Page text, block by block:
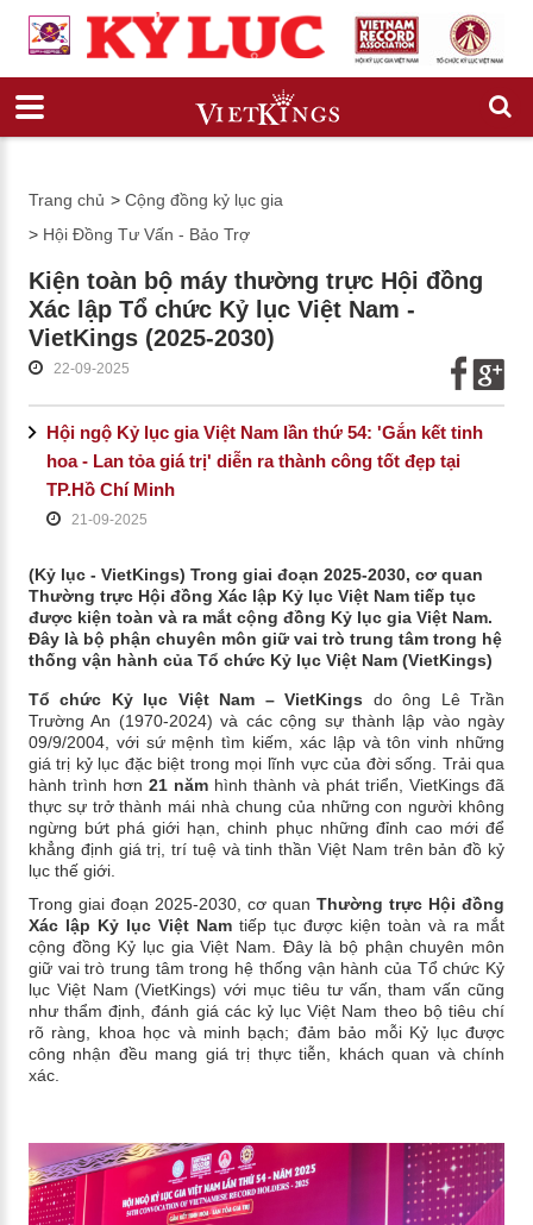
Trang chủ > Cộng đồng kỷ lục gia
> Hội Đồng Tư Vấn - Bảo Trợ
Kiện toàn bộ máy thường trực Hội đồng
Xác lập Tổ chức Kỷ lục Việt Nam -
VietKings (2025-2030)
22-09-2025
Hội ngộ Kỷ lục gia Việt Nam lần thứ 54: 'Gắn kết tinh
hoa - Lan tỏa giá trị' diễn ra thành công tốt đẹp tại
TP.Hồ Chí Minh
21-09-2025
(Kỷ lục - VietKings) Trong giai đoạn 2025-2030, cơ quan
Thường trực Hội đồng Xác lập Kỷ lục Việt Nam tiếp tục
được kiện toàn và ra mắt cộng đồng Kỷ lục gia Việt Nam.
Đây là bộ phận chuyên môn giữ vai trò trung tâm trong hệ
thống vận hành của Tổ chức Kỷ lục Việt Nam (VietKings)
Tổ chức Kỷ lục Việt Nam – VietKings do ông Lê Trần
Trường An (1970-2024) và các cộng sự thành lập vào ngày
09/9/2004, với sứ mệnh tìm kiếm, xác lập và tôn vinh những
giá trị kỷ lục đặc biệt trong mọi lĩnh vực của đời sống. Trải qua
hành trình hơn 21 năm hình thành và phát triển, VietKings đã
thực sự trở thành mái nhà chung của những con người không
ngừng bứt phá giới hạn, chinh phục những đỉnh cao mới để
khẳng định giá trị, trí tuệ và tinh thần Việt Nam trên bản đồ kỷ
lục thế giới.
Trong giai đoạn 2025-2030, cơ quanThường trực Hội đồng
Xác lập Kỷ lục Việt Nam tiếp tục được kiện toàn và ra mắt
cộng đồng Kỷ lục gia Việt Nam. Đây là bộ phận chuyên môn
giữ vai trò trung tâm trong hệ thống vận hành của Tổ chức Kỷ
lục Việt Nam (VietKings) với mục tiêu tư vấn, tham vấn cũng
như thẩm định, đánh giá các kỷ lục Việt Nam theo bộ tiêu chí
rõ ràng, khoa học và minh bạch; đảm bảo mỗi Kỷ lục được
công nhận đều mang giá trị thực tiễn, khách quan và chính
xác.